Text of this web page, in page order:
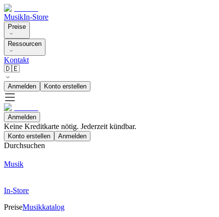
MusikIn-Store
Preise
Ressourcen
Kontakt
🇩🇪
Anmelden Konto erstellen
Anmelden
Keine Kreditkarte nötig. Jederzeit kündbar.
Konto erstellen Anmelden
Durchsuchen
Musik
In-Store
PreiseMusikkatalog